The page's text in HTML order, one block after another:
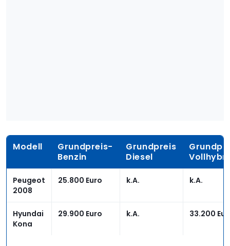
Modell
Grundpreis-
Benzin
Grundpreis
Diesel
Peugeot
2008
25.800 Euro k.A. k.A.
Hyundai
Kona
29.900 Euro k.A. 33.200